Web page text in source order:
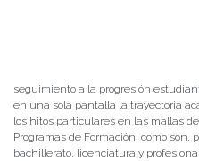
seguimiento a la progresión
en una sola pantalla la trayectoria
los hitos particulares en las mallas
Programas de Formación, como son,
bachillerato, licenciatura y